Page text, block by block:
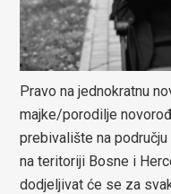
Pravo na jednokratnu
majke/porodilje
prebivalište na
na teritoriji Bosne i
dodjeljivat će se za